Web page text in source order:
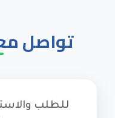
تواصل
للطلب